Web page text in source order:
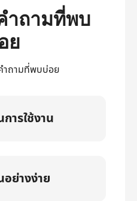
ำถามที่พบ
ย
ำถามที่พบบ่อย
ารใช้งาน
อย่างง่าย